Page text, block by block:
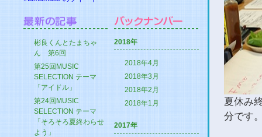
彬良くんとたまちゃ
ん 第6回
第25回MUSIC
SELECTION テーマ
「アイドル」
第24回MUSIC
SELECTION テーマ
「そろそろ夏終わらせ
よう」
2018年
2018年4月
2018年3月
2018年2月
2018年1月
2017年
夏休み
分です